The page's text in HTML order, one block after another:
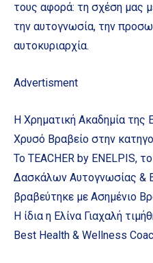
τους αφορά: τη σχέση μας
την αυτογνωσία, την
αυτοκυριαρχία.
Advertisment
Η Χρηματική Ακαδημία
Χρυσό Βραβείο στην
Το TEACHER by ENELPIS,
Δασκάλων Αυτογνωσίας &
βραβεύτηκε με Ασημένιο
Η ίδια η Ελίνα Γιαχαλή
Best Health & Wellness